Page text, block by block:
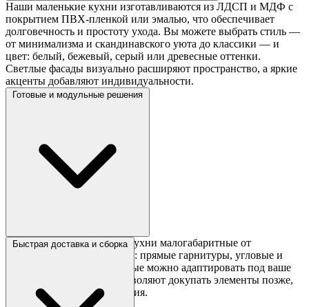
Наши маленькие кухни изготавливаются из ЛДСП и МДФ с
покрытием ПВХ-пленкой или эмалью, что обеспечивает
долговечность и простоту ухода. Вы можете выбрать стиль —
от минимализма и скандинавского уюта до классики — и
цвет: белый, бежевый, серый или древесные оттенки.
Светлые фасады визуально расширяют пространство, а яркие
акценты добавляют индивидуальности.
Готовые и модульные решения
В каталоге представлены кухни малогабаритные от
производителей-партнеров: прямые гарнитуры, угловые и
модульные системы, которые можно адаптировать под ваше
пространство. Модули позволяют докупать элементы позже,
если нужно больше хранения.
Быстрая доставка и сборка